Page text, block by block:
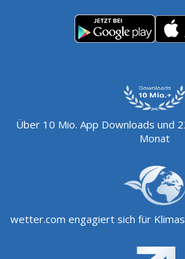
Über 10 Mio. App Downloads und
Monat
wetter.com engagiert sich für